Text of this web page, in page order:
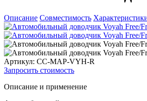
Описание Совместимость
Артикул: CC-MAP-VYH-R
Запросить стоимость
Описание и применение